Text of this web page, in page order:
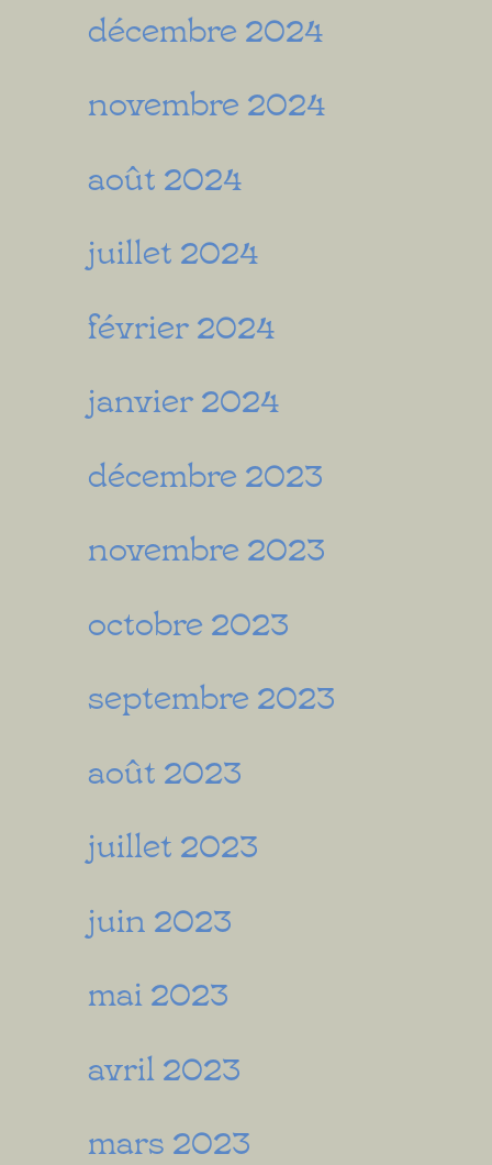
décembre 2024
novembre 2024
août 2024
juillet 2024
février 2024
janvier 2024
décembre 2023
novembre 2023
octobre 2023
septembre 2023
août 2023
juillet 2023
juin 2023
mai 2023
avril 2023
mars 2023